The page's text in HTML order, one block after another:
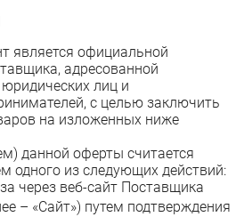
является официальной
адресованной
лиц и
с целью заключить
на изложенных ниже
данной оферты считается
одного из следующих действий:
через веб-сайт Поставщика
– «Сайт») путем подтверждения